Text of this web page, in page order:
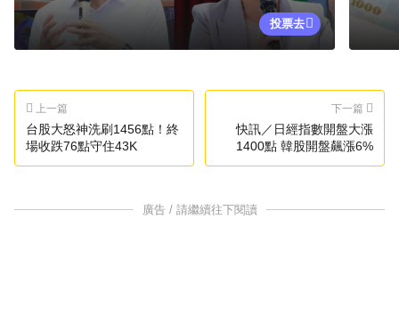
投票去
上一篇
台股大怒神洗刷1456點！終
場收跌76點守住43K
下一篇
快訊／日經指數開盤大漲
1400點 韓股開盤飆漲6%
廣告 / 請繼續往下閱讀